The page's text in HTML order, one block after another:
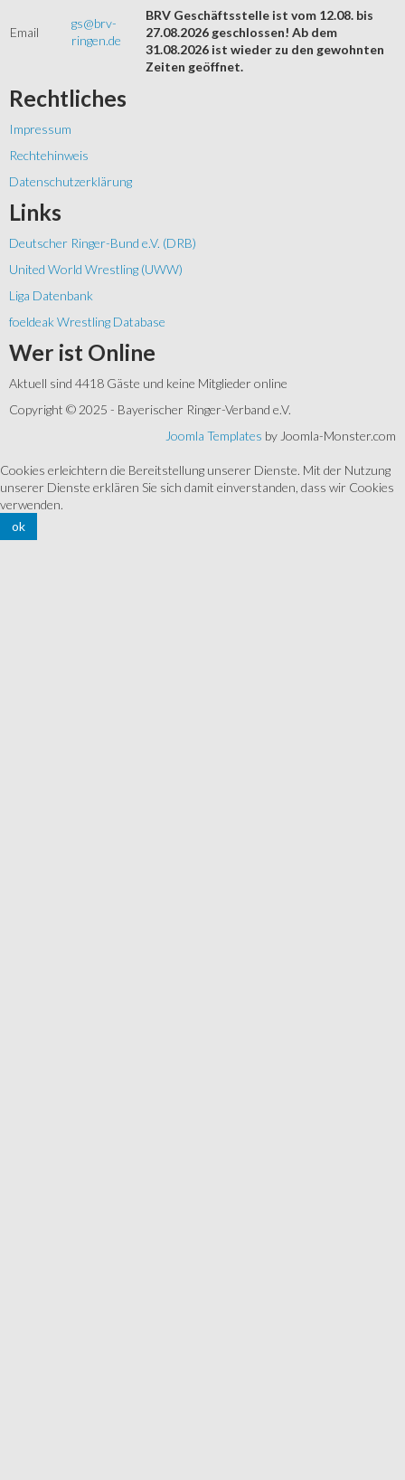
Email
gs@brv-
ringen.de
BRV Geschäftsstelle ist vom 12.08. bis
27.08.2026 geschlossen! Ab dem
31.08.2026 ist wieder zu den gewohnten
Zeiten geöffnet.
Rechtliches
Impressum
Rechtehinweis
Datenschutzerklärung
Links
Deutscher Ringer-Bund e.V. (DRB)
United World Wrestling (UWW)
Liga Datenbank
foeldeak Wrestling Database
Wer ist Online
Aktuell sind 4418 Gäste und keine Mitglieder online
Copyright © 2025 - Bayerischer Ringer-Verband e.V.
Joomla Templates by Joomla-Monster.com
Cookies erleichtern die Bereitstellung unserer Dienste. Mit der Nutzung
unserer Dienste erklären Sie sich damit einverstanden, dass wir Cookies
verwenden.
ok